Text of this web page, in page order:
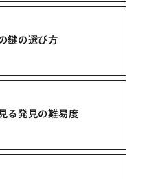
鍵の選び方
る発見の難易度